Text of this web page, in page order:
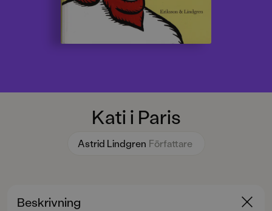
Kati i Paris
Astrid Lindgren Författare
Beskrivning